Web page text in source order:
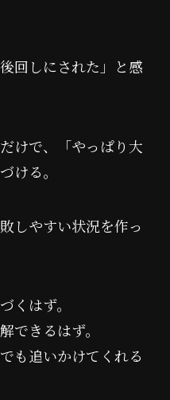
回しにされた」と感
けで、「やっぱり大
ける。
しやすい状況を作っ
くはず。
できるはず。
も追いかけてくれる